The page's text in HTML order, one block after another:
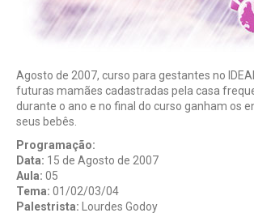
Agosto de 2007, curso para gestantes no
futuras mamães cadastradas pela casa
durante o ano e no final do curso ganham os
seus bebês.
Programação:
Data: 15 de Agosto de 2007
Aula: 05
Tema: 01/02/03/04
Palestrista: Lourdes Godoy